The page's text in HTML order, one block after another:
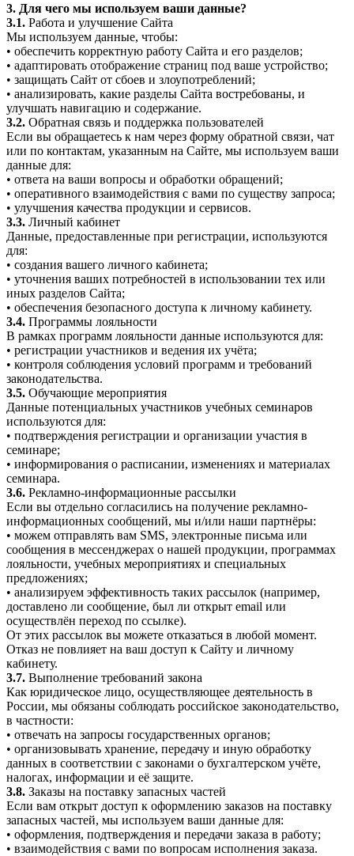
3. Для чего мы используем ваши данные?
3.1. Работа и улучшение Сайта
Мы используем данные, чтобы:
• обеспечить корректную работу Сайта и его разделов;
• адаптировать отображение страниц под ваше устройство;
• защищать Сайт от сбоев и злоупотреблений;
• анализировать, какие разделы Сайта востребованы, и
улучшать навигацию и содержание.
3.2. Обратная связь и поддержка пользователей
Если вы обращаетесь к нам через форму обратной связи, чат
или по контактам, указанным на Сайте, мы используем ваши
данные для:
• ответа на ваши вопросы и обработки обращений;
• оперативного взаимодействия с вами по существу запроса;
• улучшения качества продукции и сервисов.
3.3. Личный кабинет
Данные, предоставленные при регистрации, используются
для:
• создания вашего личного кабинета;
• уточнения ваших потребностей в использовании тех или
иных разделов Сайта;
• обеспечения безопасного доступа к личному кабинету.
3.4. Программы лояльности
В рамках программ лояльности данные используются для:
• регистрации участников и ведения их учёта;
• контроля соблюдения условий программ и требований
законодательства.
3.5. Обучающие мероприятия
Данные потенциальных участников учебных семинаров
используются для:
• подтверждения регистрации и организации участия в
семинаре;
• информирования о расписании, изменениях и материалах
семинара.
3.6. Рекламно-информационные рассылки
Если вы отдельно согласились на получение рекламно-
информационных сообщений, мы и/или наши партнёры:
• можем отправлять вам SMS, электронные письма или
сообщения в мессенджерах о нашей продукции, программах
лояльности, учебных мероприятиях и специальных
предложениях;
• анализируем эффективность таких рассылок (например,
доставлено ли сообщение, был ли открыт email или
осуществлён переход по ссылке).
От этих рассылок вы можете отказаться в любой момент.
Отказ не повлияет на ваш доступ к Сайту и личному
кабинету.
3.7. Выполнение требований закона
Как юридическое лицо, осуществляющее деятельность в
России, мы обязаны соблюдать российское законодательство,
в частности:
• отвечать на запросы государственных органов;
• организовывать хранение, передачу и иную обработку
данных в соответствии с законами о бухгалтерском учёте,
налогах, информации и её защите.
3.8. Заказы на поставку запасных частей
Если вам открыт доступ к оформлению заказов на поставку
запасных частей, мы используем ваши данные для:
• оформления, подтверждения и передачи заказа в работу;
• взаимодействия с вами по вопросам исполнения заказа.